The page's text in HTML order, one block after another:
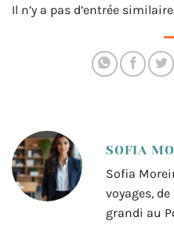
Il n’y a pas d’entrée
SOFIA
Sofia
voyages,
grandi au